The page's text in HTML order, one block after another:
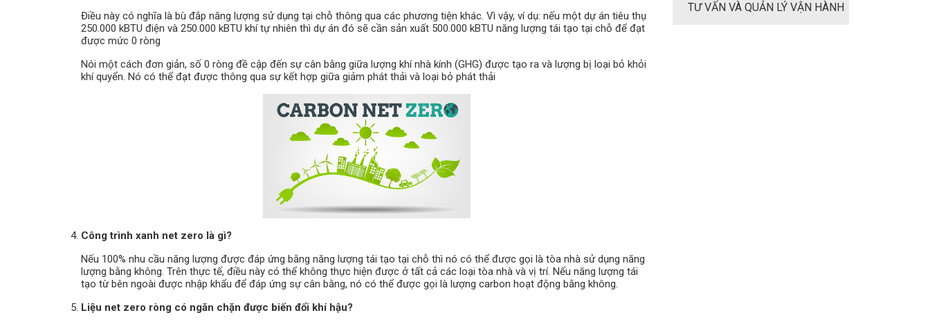
Điều này có nghĩa là bù đắp năng lượng sử dụng tại chỗ thông qua các phương tiện khác. Vì vậy, ví dụ: nếu một dự án tiêu thụ
250.000 kBTU điện và 250.000 kBTU khí tự nhiên thì dự án đó sẽ cần sản xuất 500.000 kBTU năng lượng tái tạo tại chỗ để đạt
được mức 0 ròng
Nói một cách đơn giản, số 0 ròng đề cập đến sự cân bằng giữa lượng khí nhà kính (GHG) được tạo ra và lượng bị loại bỏ khỏi
khí quyển. Nó có thể đạt được thông qua sự kết hợp giữa giảm phát thải và loại bỏ phát thải
Công trình xanh net zero là gì?
Nếu 100% nhu cầu năng lượng được đáp ứng bằng năng lượng tái tạo tại chỗ thì nó có thể được gọi là tòa nhà sử dụng năng
lượng bằng không. Trên thực tế, điều này có thể không thực hiện được ở tất cả các loại tòa nhà và vị trí. Nếu năng lượng tái
tạo từ bên ngoài được nhập khẩu để đáp ứng sự cân bằng, nó có thể được gọi là lượng carbon hoạt động bằng không.
Liệu net zero ròng có ngăn chặn được biến đổi khí hậu?
TƯ VẤN VÀ QUẢN LÝ VẬN HÀNH